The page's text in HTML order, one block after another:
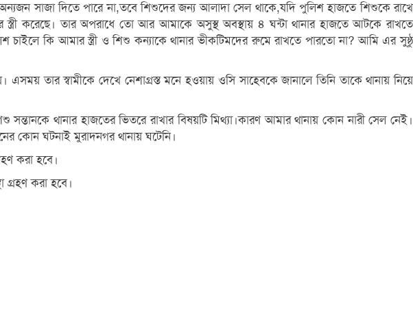
সাজা দিতে পারে না,তবে শিশুদের জন্য আলাদা সেল থাকে,যদি পুলিশ হাজতে শিশুকে রাখে
করেছে। তার অপরাধে তো আর আমাকে অসুস্থ অবস্থায় ৪ ঘন্টা থানার হাজতে আটকে রাখতে
কি আমার স্ত্রী ও শিশু কন্যাকে থানার ভীকটিমদের রুমে রাখতে পারতো না? আমি এর সুষ্ঠু
তার স্বামীকে দেখে নেশাগ্রস্ত মনে হওয়ায় ওসি সাহেবকে জানালে তিনি তাকে থানায় নিয়ে
থানার হাজতের ভিতরে রাখার বিষয়টি মিথ্যা।কারণ আমার থানায় কোন নারী সেল নেই।
কোন ঘটনাই মুরাদনগর থানায় ঘটেনি।
করা হবে।
গ্রহণ করা হবে।